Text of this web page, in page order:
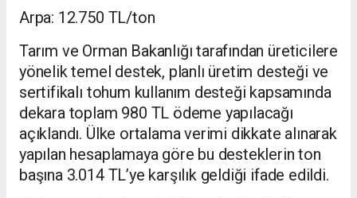
Arpa: 12.750 TL/ton
Tarım ve Orman Bakanlığı tarafından üreticilere
yönelik temel destek, planlı üretim desteği ve
sertifikalı tohum kullanım desteği kapsamında
dekara toplam 980 TL ödeme yapılacağı
açıklandı. Ülke ortalama verimi dikkate alınarak
yapılan hesaplamaya göre bu desteklerin ton
başına 3.014 TL’ye karşılık geldiği ifade edildi.